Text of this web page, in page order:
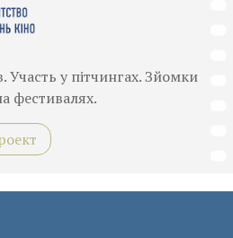
Участь у пітчингах. Зйомки
фестивалях.